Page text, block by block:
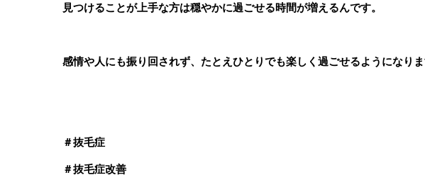
見つけることが上手な方は穏やかに過ごせる時間が増えるんです。
感情や人にも振り回されず、たとえひとりでも楽しく過ごせるようになりま
＃抜毛症
＃抜毛症改善